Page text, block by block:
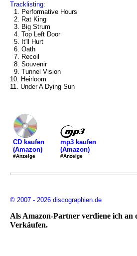
Tracklisting:
1. Performative Hours
2. Rat King
3. Big Strum
4. Top Left Door
5. It'll Hurt
6. Oath
7. Recoil
8. Souvenir
9. Tunnel Vision
10. Heirloom
11. Under A Dying Sun
CD kaufen
(Amazon)
#Anzeige
mp3 kaufen
(Amazon)
#Anzeige
© 2007 - 2026 discographien.de
Als Amazon-Partner verdiene ich an
Verkäufen.